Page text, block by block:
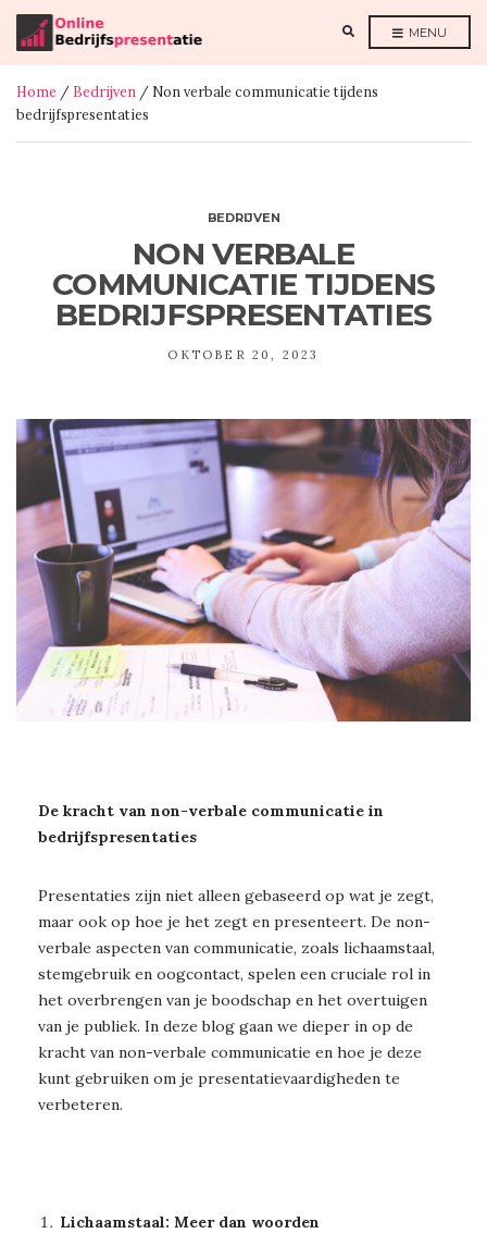
A
N
D
MENU
Home / Bedrijven / Non verbale communicatie tijdens
bedrijfspresentaties
BEDRIJVEN
NON VERBALE
COMMUNICATIE TIJDENS
BEDRIJFSPRESENTATIES
OKTOBER 20, 2023
De kracht van non-verbale communicatie in
bedrijfspresentaties
Presentaties zijn niet alleen gebaseerd op wat je zegt,
maar ook op hoe je het zegt en presenteert. De non-
verbale aspecten van communicatie, zoals lichaamstaal,
stemgebruik en oogcontact, spelen een cruciale rol in
het overbrengen van je boodschap en het overtuigen
van je publiek. In deze blog gaan we dieper in op de
kracht van non-verbale communicatie en hoe je deze
kunt gebruiken om je presentatievaardigheden te
verbeteren.
Lichaamstaal: Meer dan woorden